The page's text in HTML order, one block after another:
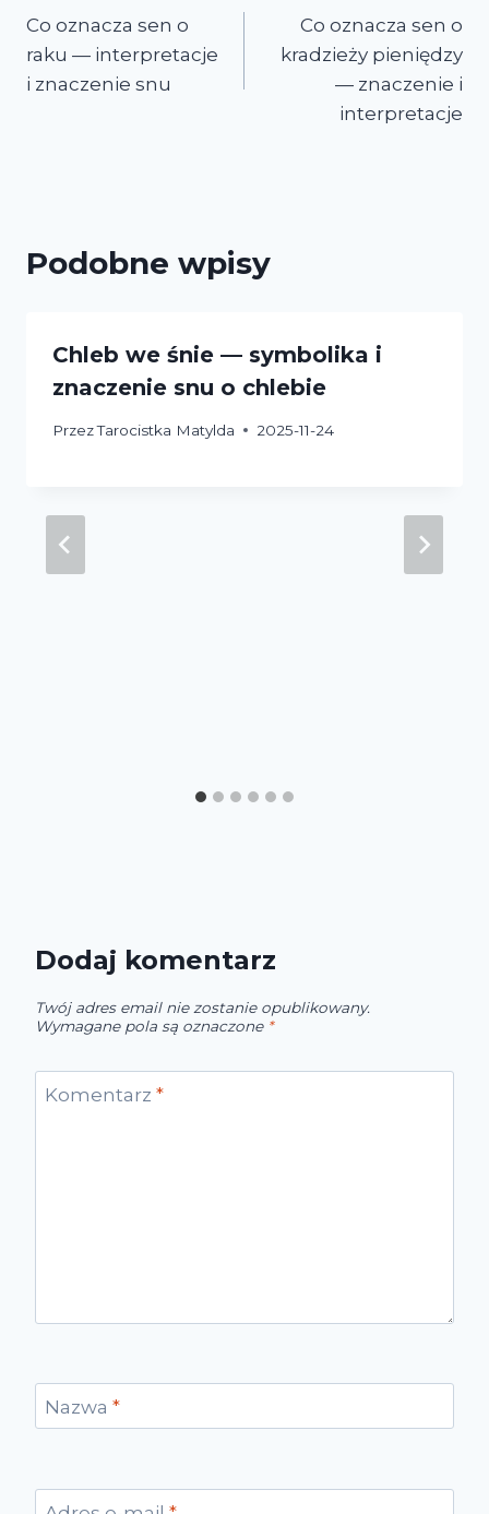
wpisu
Co oznacza sen o
raku — interpretacje
i znaczenie snu
Co oznacza sen o
kradzieży pieniędzy
— znaczenie i
interpretacje
Podobne wpisy
Chleb we śnie — symbolika i
znaczenie snu o chlebie
PrzezTarocistka Matylda 2025-11-24
Dodaj komentarz
Twój adres email nie zostanie opublikowany.
Wymagane pola są oznaczone *
Komentarz *
Nazwa *